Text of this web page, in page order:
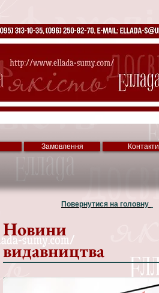
Замовлення Контакти
Повернутися на головну
Новини
видавництва